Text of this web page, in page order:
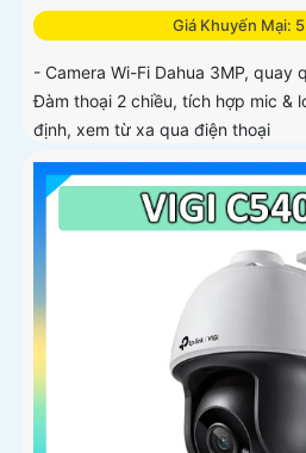
Giá Khuyến Mại:
- Camera Wi-Fi Dahua 3MP, quay
Đàm thoại 2 chiều, tích hợp mic &
định, xem từ xa qua điện thoại